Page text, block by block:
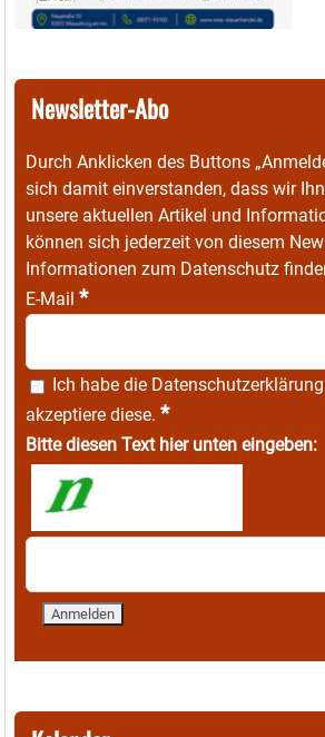
Newsletter-Abo
Durch Anklicken des Buttons
sich damit einverstanden, dass wir
unsere aktuellen Artikel und
können sich jederzeit von diesem
Informationen zum Datenschutz
E-Mail *
Ich habe die Datenschutzerklärung
akzeptiere diese. *
Bitte diesen Text hier unten eingeben: